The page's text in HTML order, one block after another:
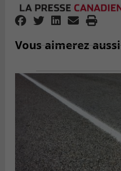
Vous aimerez aussi